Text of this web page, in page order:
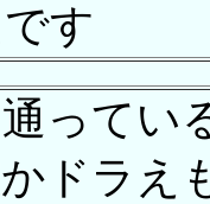
す
ってい
ドラえ